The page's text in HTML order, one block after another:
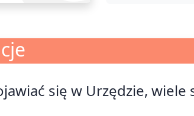
się w Urzędzie, wiele